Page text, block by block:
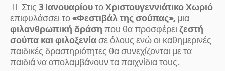
Στις 3 ΙανουαρίουτοΧριστουγεννιάτικο Χωριό
επιφυλάσσει το«Φεστιβάλ της σούπας»,μια
φιλανθρωπική δράσηπου θα προσφέρειζεστή
σούπα και φιλοξενίασε όλους ενώ οι καθημερινές
παιδικές δραστηριότητες θα συνεχίζονται με τα
παιδιά να απολαμβάνουν τα παιχνίδια τους.